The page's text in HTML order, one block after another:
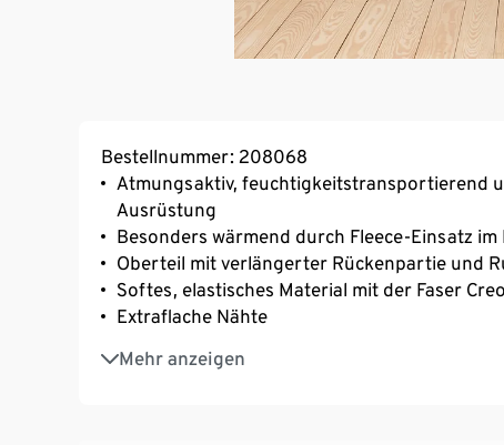
Bestellnummer: 208068
Atmungsaktiv, feuchtigkeitstransportierend
Ausrüstung
Besonders wärmend durch Fleece-Einsatz
Oberteil mit verlängerter Rückenpartie und
Softes, elastisches Material mit der Faser
Extraflache Nähte
Mehr anzeigen
Optimale Wärmeisolierung durch weich